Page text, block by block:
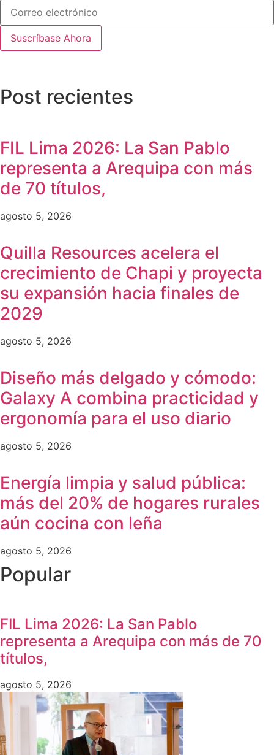
Suscríbase Ahora
Post recientes
FIL Lima 2026: La San Pablo
representa a Arequipa con más
de 70 títulos,
agosto 5, 2026
Quilla Resources acelera el
crecimiento de Chapi y proyecta
su expansión hacia finales de
2029
agosto 5, 2026
Diseño más delgado y cómodo:
Galaxy A combina practicidad y
ergonomía para el uso diario
agosto 5, 2026
Energía limpia y salud pública:
más del 20% de hogares rurales
aún cocina con leña
agosto 5, 2026
Popular
FIL Lima 2026: La San Pablo
representa a Arequipa con más de 70
títulos,
agosto 5, 2026